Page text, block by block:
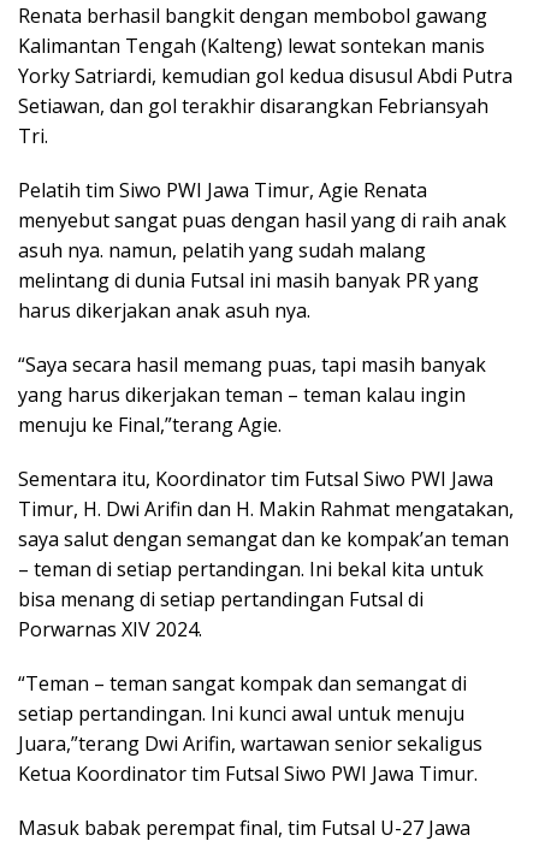
Renata berhasil bangkit dengan membobol gawang
Kalimantan Tengah (Kalteng) lewat sontekan manis
Yorky Satriardi, kemudian gol kedua disusul Abdi Putra
Setiawan, dan gol terakhir disarangkan Febriansyah
Tri.
Pelatih tim Siwo PWI Jawa Timur, Agie Renata
menyebut sangat puas dengan hasil yang di raih anak
asuh nya. namun, pelatih yang sudah malang
melintang di dunia Futsal ini masih banyak PR yang
harus dikerjakan anak asuh nya.
“Saya secara hasil memang puas, tapi masih banyak
yang harus dikerjakan teman – teman kalau ingin
menuju ke Final,”terang Agie.
Sementara itu, Koordinator tim Futsal Siwo PWI Jawa
Timur, H. Dwi Arifin dan H. Makin Rahmat mengatakan,
saya salut dengan semangat dan ke kompak’an teman
– teman di setiap pertandingan. Ini bekal kita untuk
bisa menang di setiap pertandingan Futsal di
Porwarnas XIV 2024.
“Teman – teman sangat kompak dan semangat di
setiap pertandingan. Ini kunci awal untuk menuju
Juara,”terang Dwi Arifin, wartawan senior sekaligus
Ketua Koordinator tim Futsal Siwo PWI Jawa Timur.
Masuk babak perempat final, tim Futsal U-27 Jawa